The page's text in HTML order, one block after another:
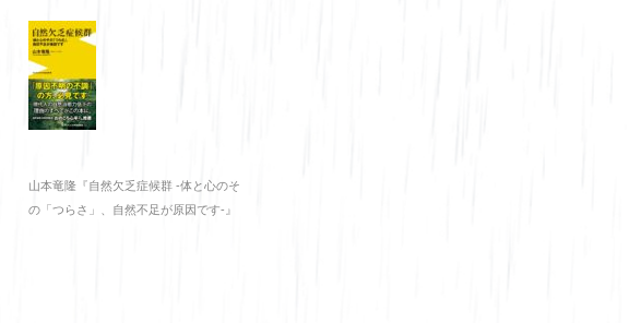
山本竜隆『自然欠乏症候群 -体と心のそ
の「つらさ」、自然不足が原因です-』